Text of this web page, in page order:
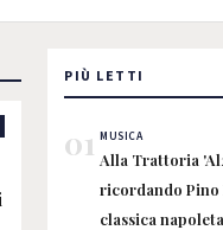
PIÙ LETTI
01 MUSICA
Alla Trattoria
ricordando Pino
classica